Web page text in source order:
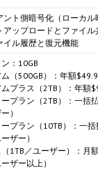
ント側暗号化（ローカル
アップロードとファイル
イル履歴と復元機能
：10GB
（500GB）：年額
プラス（2TB）：年額
ープラン（2TB）：一括
）
ープラン（10TB）：一
ザー）
（1TB／ユーザー）：月
ザー以上）